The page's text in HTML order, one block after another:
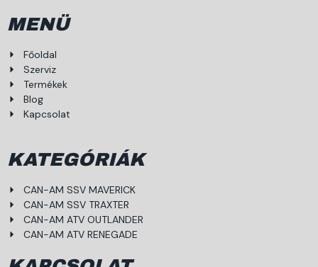
MENÜ
Főoldal
Szerviz
Termékek
Blog
Kapcsolat
KATEGÓRIÁK
CAN-AM SSV MAVERICK
CAN-AM SSV TRAXTER
CAN-AM ATV OUTLANDER
CAN-AM ATV RENEGADE